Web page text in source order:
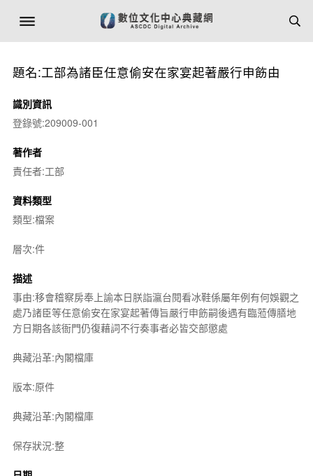
題名:工部為諸臣任意偷安在家宴起著嚴行申飭由
識別資訊
登錄號:209009-001
著作者
責任者:工部
資料類型
類型:檔案
層次:件
描述
事由:移會稽察房奉上諭本日朕詣瀛台閱看冰鞋係屬年例有何娛觀之
處乃諸臣等任意偷安在家宴起著傳旨嚴行申飭嗣後遇有臨蒞傳膳地
方日期各該衙門仍復藉詞不行奏事者必皆交部懲處
典藏沿革:內閣檔庫
版本:原件
典藏沿革:內閣檔庫
保存狀況:整